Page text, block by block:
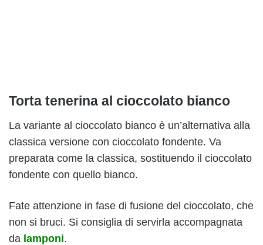
Torta tenerina al cioccolato bianco
La variante al cioccolato bianco è un’alternativa alla
classica versione con cioccolato fondente. Va
preparata come la classica, sostituendo il cioccolato
fondente con quello bianco.
Fate attenzione in fase di fusione del cioccolato, che
non si bruci. Si consiglia di servirla accompagnata
da lamponi.